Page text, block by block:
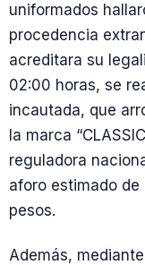
uniformados
procedencia
acreditara su
02:00 horas, se
incautada, que
la marca
reguladora
aforo estimado de
pesos.
Además,